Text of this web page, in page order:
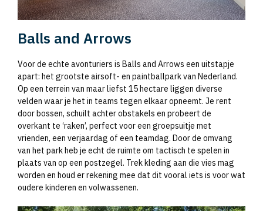
Balls and Arrows
Voor de echte avonturiers is Balls and Arrows een uitstapje
apart: het grootste airsoft- en paintballpark van Nederland.
Op een terrein van maar liefst 15 hectare liggen diverse
velden waar je het in teams tegen elkaar opneemt. Je rent
door bossen, schuilt achter obstakels en probeert de
overkant te ‘raken’, perfect voor een groepsuitje met
vrienden, een verjaardag of een teamdag. Door de omvang
van het park heb je echt de ruimte om tactisch te spelen in
plaats van op een postzegel. Trek kleding aan die vies mag
worden en houd er rekening mee dat dit vooral iets is voor wat
oudere kinderen en volwassenen.